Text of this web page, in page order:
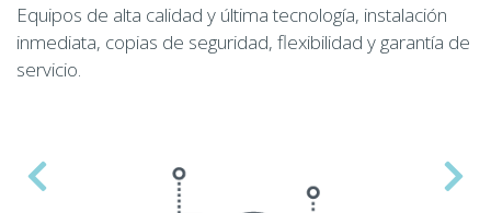
Equipos de alta calidad y última tecnología, instalación
inmediata, copias de seguridad, flexibilidad y garantía de
servicio.